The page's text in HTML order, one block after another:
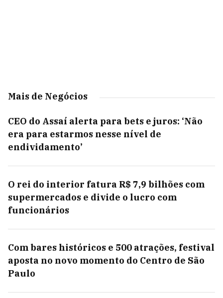
Mais de Negócios
CEO do Assaí alerta para bets e juros: ‘Não
era para estarmos nesse nível de
endividamento’
O rei do interior fatura R$ 7,9 bilhões com
supermercados e divide o lucro com
funcionários
Com bares históricos e 500 atrações, festival
aposta no novo momento do Centro de São
Paulo